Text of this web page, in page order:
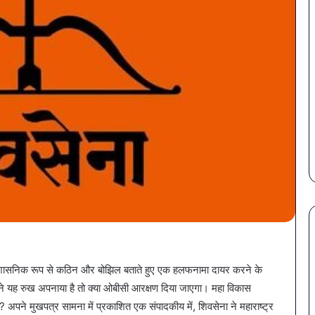
रूप से कठिन और बोझिल बताते हुए एक हलफनामा दायर करने के
रुख अपनाया है तो क्या ओबीसी आरक्षण दिया जाएगा। महा विकास
अपने मुखपत्र सामना में प्रकाशित एक संपादकीय में, शिवसेना ने महाराष्ट्र
पेट
की
समस्याओं
से